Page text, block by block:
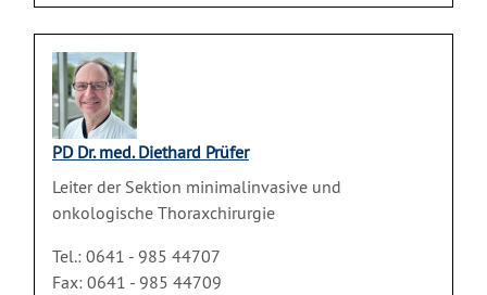
PD Dr. med. Diethard Prüfer
Leiter der Sektion minimalinvasive und
onkologische Thoraxchirurgie
Tel.: 0641 - 985 44707
Fax: 0641 - 985 44709